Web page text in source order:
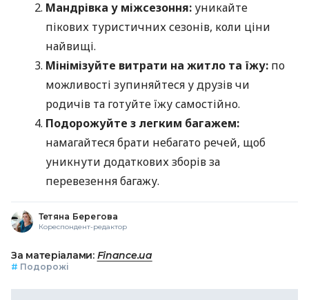
Мандрівка у міжсезоння: уникайте
пікових туристичних сезонів, коли ціни
найвищі.
Мінімізуйте витрати на житло та їжу: по
можливості зупиняйтеся у друзів чи
родичів та готуйте їжу самостійно.
Подорожуйте з легким багажем:
намагайтеся брати небагато речей, щоб
уникнути додаткових зборів за
перевезення багажу.
Тетяна Берегова
Кореспондент-редактор
За матеріалами: Finance.ua
# Подорожі